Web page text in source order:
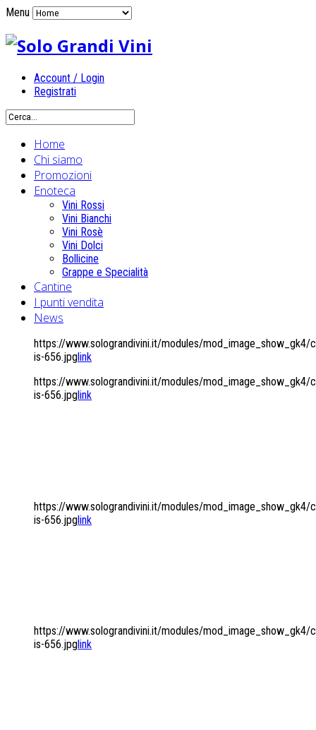
Menu
Account / Login
Registrati
Home
Chi siamo
Promozioni
Enoteca
Vini Rossi
Vini Bianchi
Vini Rosè
Vini Dolci
Bollicine
Grappe e Specialità
Cantine
I punti vendita
News
https://www.solograndivini.it/modules/mod_image_show_gk4/
is-656.jpglink
https://www.solograndivini.it/modules/mod_image_show_gk4/
is-656.jpglink
https://www.solograndivini.it/modules/mod_image_show_gk4/
is-656.jpglink
https://www.solograndivini.it/modules/
is-656.jpglink